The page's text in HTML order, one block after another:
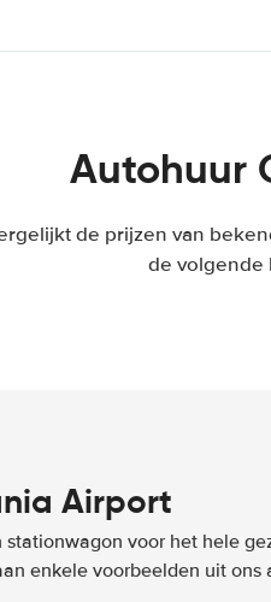
Autohuur
de prijzen van
de volgende
Airport
voor het hele
enkele voorbeelden uit ons